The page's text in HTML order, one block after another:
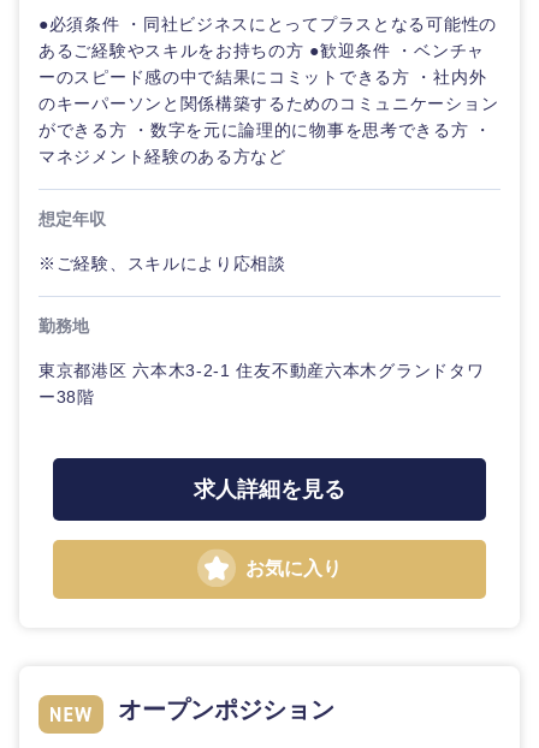
●必須条件 ・同社ビジネスにとってプラスとなる可能性の
あるご経験やスキルをお持ちの方 ●歓迎条件 ・ベンチャ
ーのスピード感の中で結果にコミットできる方 ・社内外
のキーパーソンと関係構築するためのコミュニケーション
ができる方 ・数字を元に論理的に物事を思考できる方 ・
マネジメント経験のある方など
想定年収
※ご経験、スキルにより応相談
勤務地
東京都港区 六本木3-2-1 住友不動産六本木グランドタワ
ー38階
求人詳細を見る
お気に入り
オープンポジション